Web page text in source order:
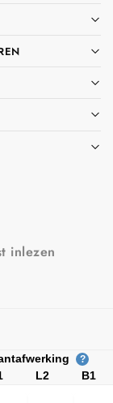
inlezen
?
L2 B1